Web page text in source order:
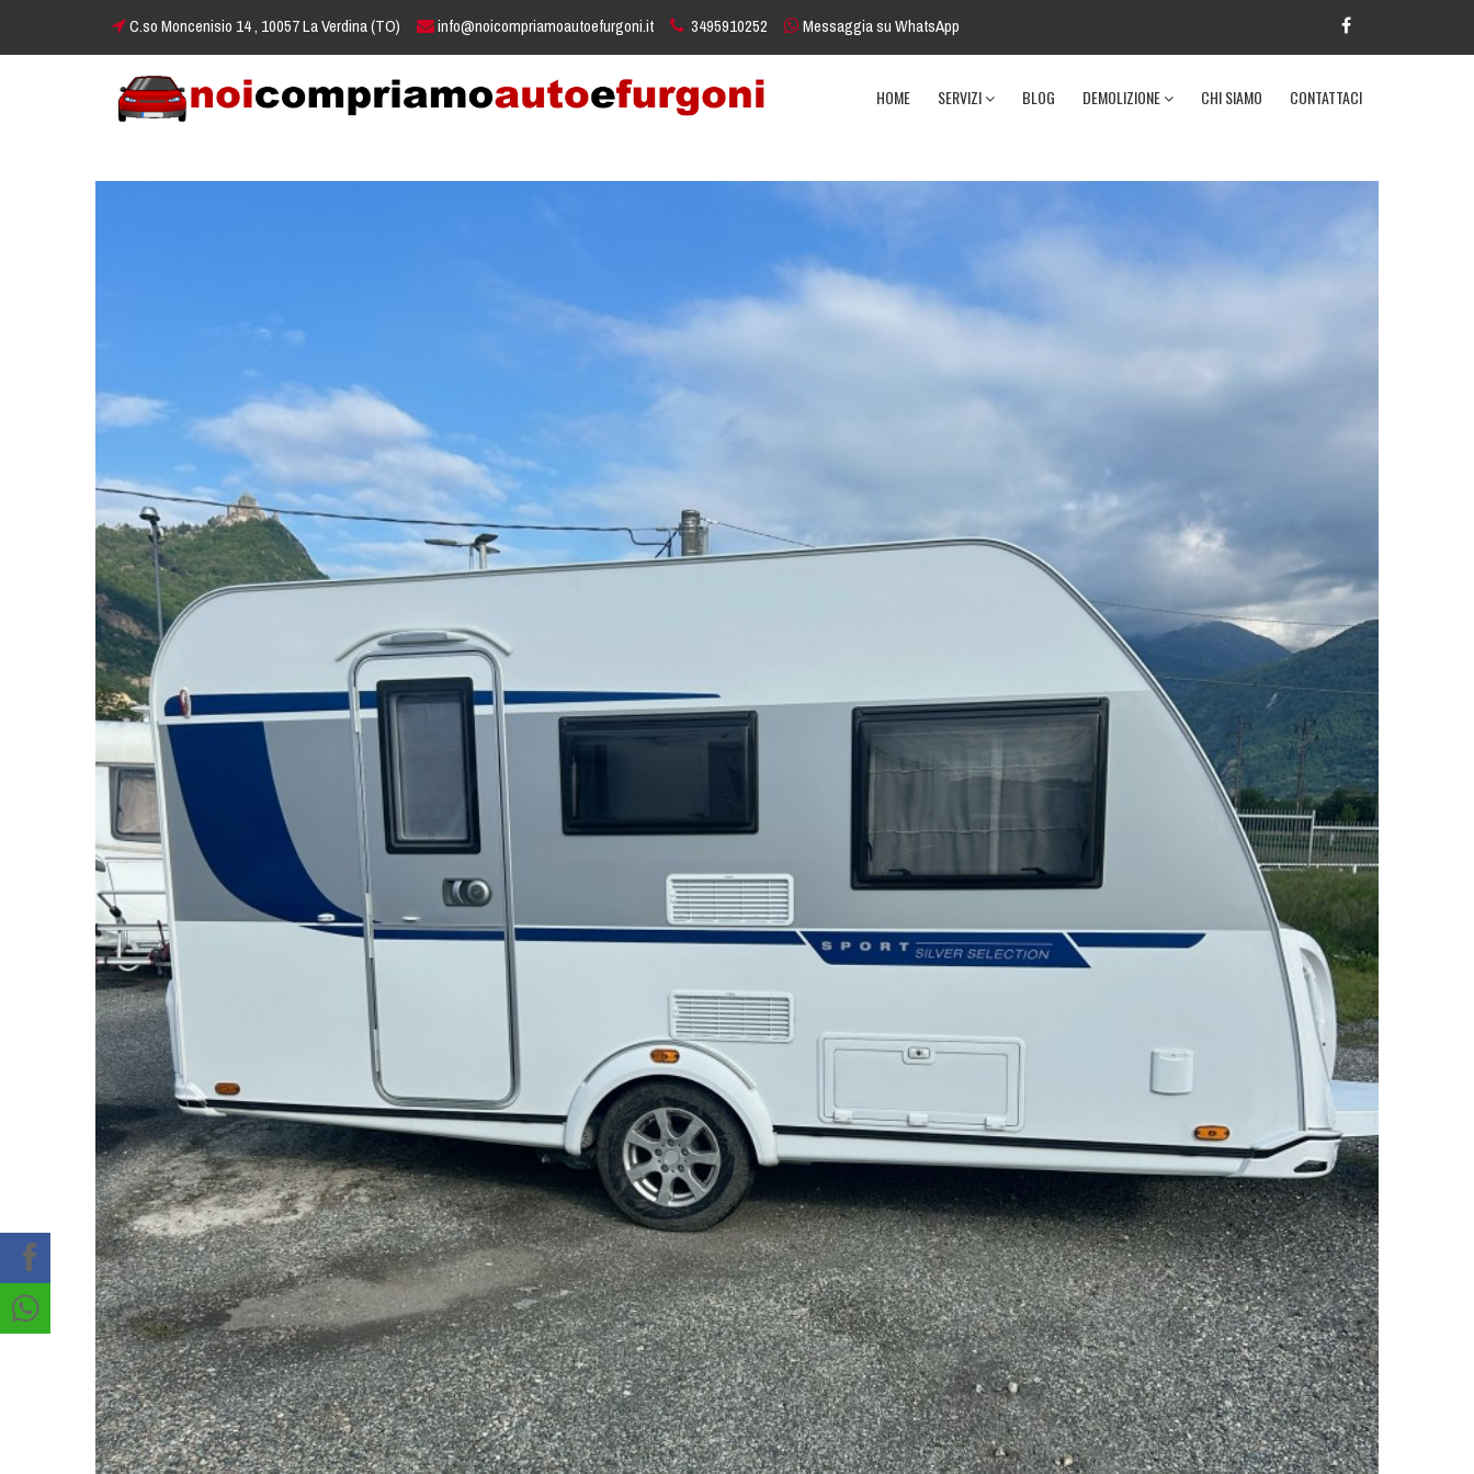
C.so Moncenisio 14 , 10057 La Verdina (TO) info@noicompriamoautoefurgoni.it 3495910252 Messaggia su WhatsApp
HOME SERVIZI BLOG DEMOLIZIONE CHI SIAMO CONTATTACI